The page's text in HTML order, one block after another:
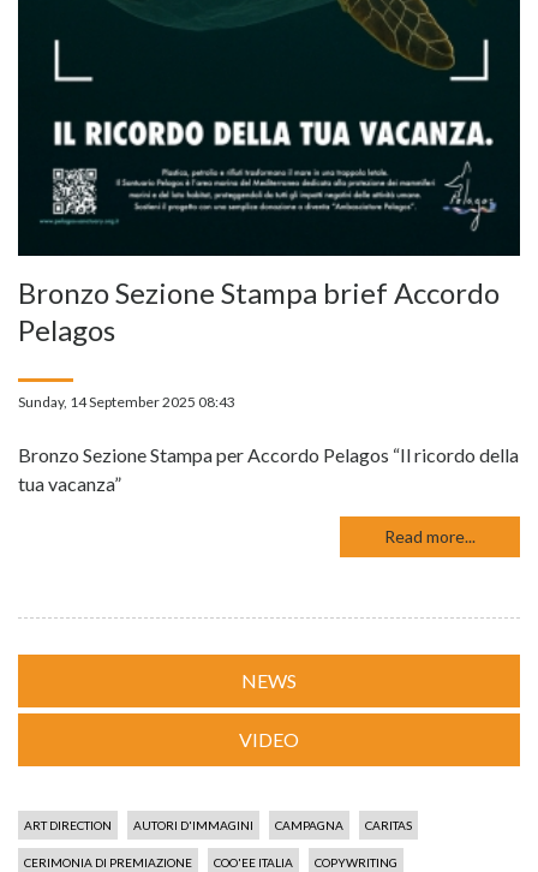
Bronzo Sezione Stampa brief Accordo
Pelagos
Sunday, 14 September 2025 08:43
Bronzo Sezione Stampa per Accordo Pelagos “Il ricordo della
tua vacanza”
Read more...
NEWS
VIDEO
ART DIRECTION AUTORI D'IMMAGINI CAMPAGNA CARITAS
CERIMONIA DI PREMIAZIONE COO'EE ITALIA COPYWRITING